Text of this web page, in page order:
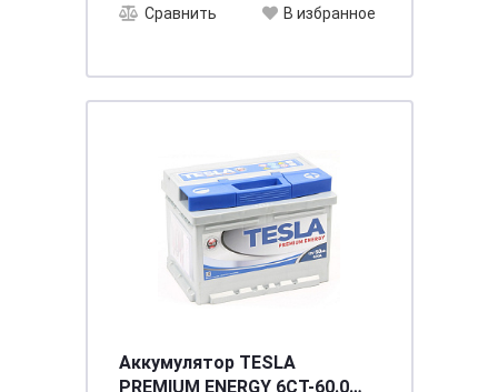
Сравнить В избранное
Аккумулятор TESLA
PREMIUM ENERGY 6СТ-60.0